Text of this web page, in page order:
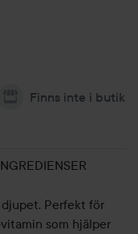
Finns inte i butik
Perfekt för
som hjälper